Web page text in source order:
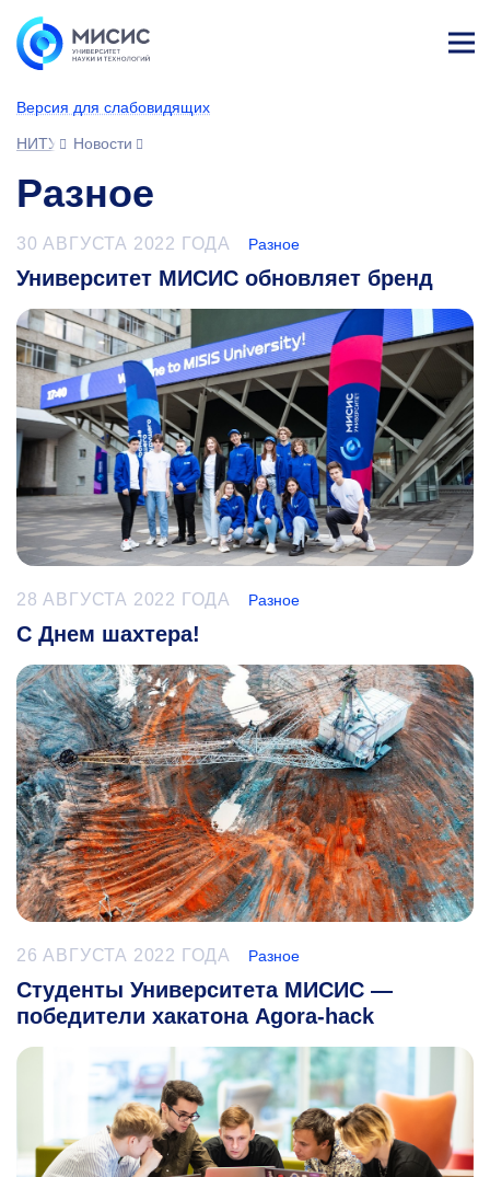
Версия для слабовидящих
НИТУ МИСИС
Новости
Разное
30 АВГУСТА 2022 ГОДА Разное
Университет МИСИС обновляет бренд
28 АВГУСТА 2022 ГОДА Разное
С Днем шахтера!
26 АВГУСТА 2022 ГОДА Разное
Студенты Университета МИСИС —
победители хакатона Agora-hack